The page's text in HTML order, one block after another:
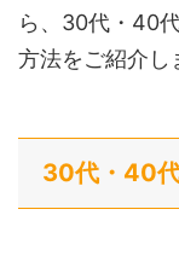
ら、30代・40
方法をご紹介し
30代・40